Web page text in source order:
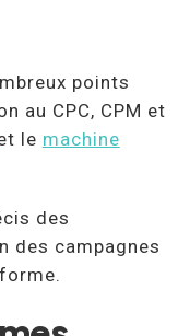
points
au CPC, CPM et
le machine
des
des campagnes